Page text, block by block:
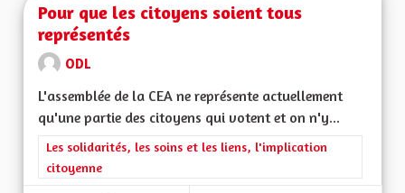
Pour que les citoyens soient tous
représentés
ODL
L'assemblée de la CEA ne représente actuellement
qu'une partie des citoyens qui votent et on n'y...
Filtrer les résultats de la catégorie : Les solidarités, les soins
Les solidarités, les soins et les liens, l'implication
citoyenne